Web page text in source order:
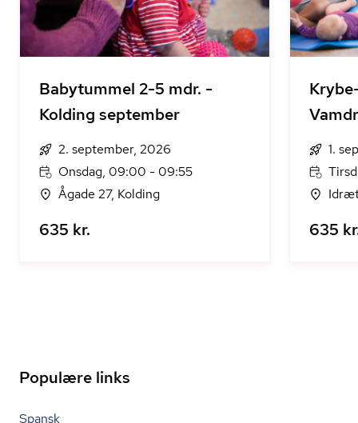
Babytummel 2-5 mdr. -
Kolding september
2. september, 2026
Onsdag, 09:00 - 09:55
Ågade 27, Kolding
635 kr.
1.
635
Populære links
Spansk